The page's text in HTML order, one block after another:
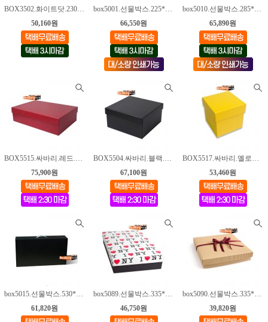
BOX3502.화이트닷.230*160*110mm [100매]
50,160원
box5001.선물박스.225*180*75mm [100매]
66,550원
box5010.선물박스.285*195*45mm [100매]
65,890원
75,900원
67,100원
53,460원
61,820원
46,750원
39,820원